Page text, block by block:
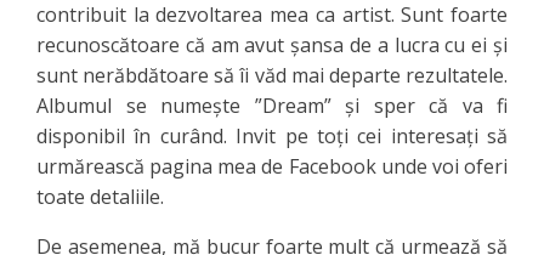
contribuit la dezvoltarea mea ca artist. Sunt foarte
recunoscătoare că am avut șansa de a lucra cu ei și
sunt nerăbdătoare să îi văd mai departe rezultatele.
Albumul se numește ”Dream” și sper că va fi
disponibil în curând. Invit pe toți cei interesați să
urmărească pagina mea de Facebook unde voi oferi
toate detaliile.
De asemenea, mă bucur foarte mult că urmează să